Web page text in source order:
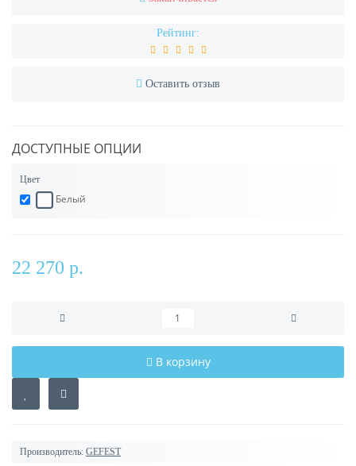
Рейтинг:
Оставить отзыв
ДОСТУПНЫЕ ОПЦИИ
Цвет
Белый
22 270 р.
В корзину
Производитель: GEFEST